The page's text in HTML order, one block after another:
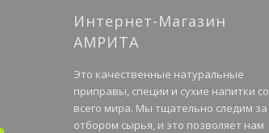
Интернет-Магазин
АМРИТА
Это качественные натуральные
приправы, специи и сухие напитки со
всего мира. Мы тщательно следим за
отбором сырья, и это позволяет нам